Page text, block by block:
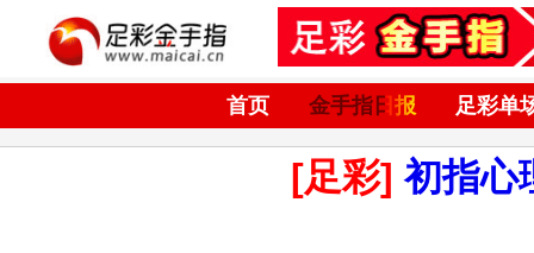
首页 金手指日报 足彩单
[足彩]初指心